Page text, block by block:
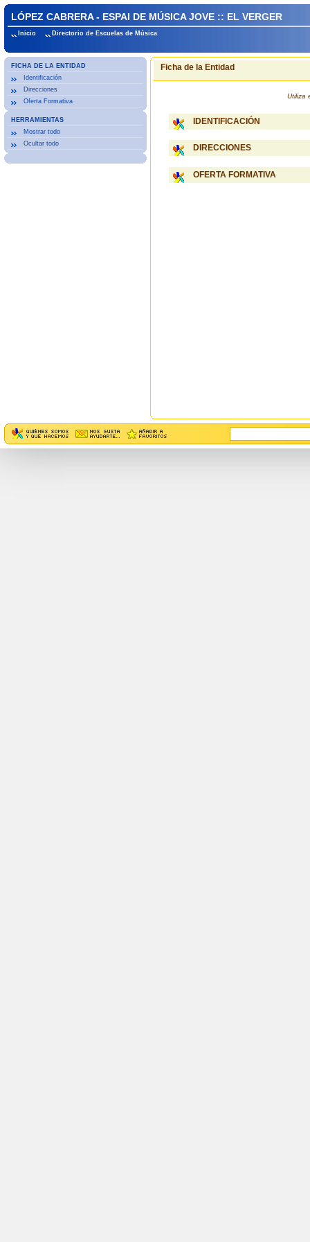
LÓPEZ CABRERA - ESPAI DE MÚSICA JOVE :: EL VERGER
Inicio Directorio de Escuelas de Música
FICHA DE LA ENTIDAD
Identificación
Direcciones
Oferta Formativa
HERRAMIENTAS
Mostrar todo
Ocultar todo
Ficha de la Entidad
Utiliza
IDENTIFICACIÓN
DIRECCIONES
OFERTA FORMATIVA